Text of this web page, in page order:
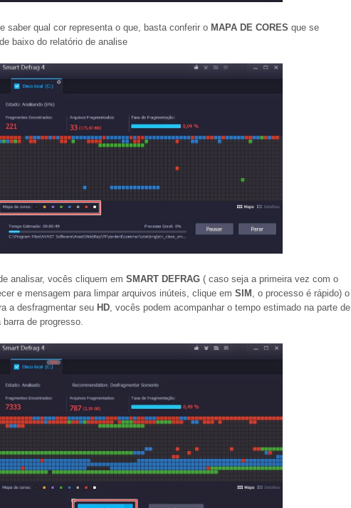
saber qual cor representa o que, basta conferir o MAPA DE CORES que se
baixo do relatório de analise
analisar, vocês cliquem em SMART DEFRAG ( caso seja a primeira vez com o
e mensagem para limpar arquivos inúteis, clique em SIM , o processo é rápido) o
a desfragmentar seu HD, vocês podem acompanhar o tempo estimado na parte de
de progresso.